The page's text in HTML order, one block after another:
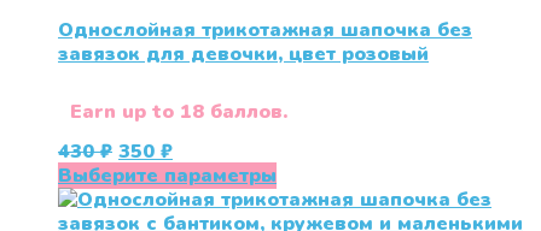
Опции
можно
на
Однослойная трикотажная шапочка без
завязок для девочки, цвет розовый
Earn up to 18 баллов.
430₽ Первоначальная
цена
составляла
430 ₽.
350 ₽Текущая
цена:
350 ₽.
Выберите параметры
товар
имеет